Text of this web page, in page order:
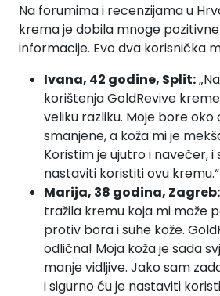
Na forumima i recenzijama u
krema je dobila mnoge
informacije. Evo dva korisnička
Ivana, 42 godine, Split:
korištenja GoldRevive
veliku razliku. Moje bore oko
smanjene, a koža mi je
Koristim je ujutro i navečer, i
nastaviti koristiti ovu kremu.“
Marija, 38 godina, Zagreb:
tražila kremu koja mi može
protiv bora i suhe kože.
odlična! Moja koža je sada
manje vidljive. Jako sam
i sigurno ću je nastaviti